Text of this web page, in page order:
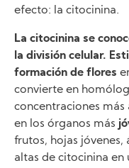
efecto: la citocinina.
La citocinina se
la división celular.
formación de flores
convierte en
concentraciones más
en los órganos más
frutos, hojas jóvenes,
altas de citocinina